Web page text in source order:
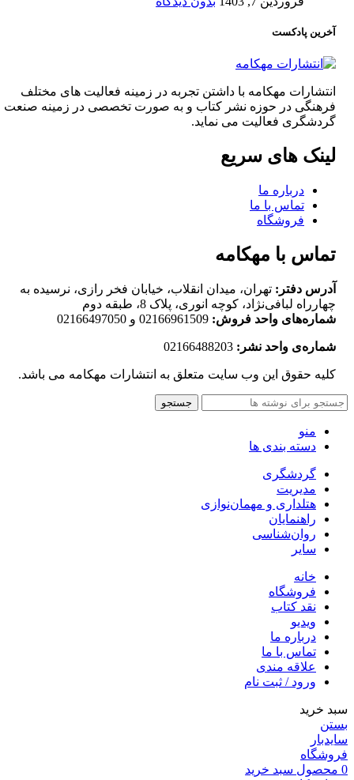
آخرین پادکست
انتشارات مهکامه با داشتن تجربه در زمینه فعالیت های مختلف
فرهنگی در حوزه نشر کتاب و به صورت تخصصی در زمینه صنعت
گردشگری فعالیت می نماید.
لینک های سریع
درباره ما
تماس با ما
فروشگاه
تماس با مهکامه
آدرس دفتر: تهران، میدان انقلاب، خیابان فخر رازی، نرسیده به
چهارراه لبافی‌نژاد، کوچه انوری، پلاک 8، طبقه دوم
شماره‌های واحد فروش: 02166961509 و 02166497050
شماره‌‌ی واحد نشر:
کلیه حقوق این وب سایت متعلق به انتشارات مهکامه می باشد.
جستجو
منو
دسته بندی ها
گردشگری
مدیریت
هتلداری و مهمان‌نوازی
راهنمایان
روان‌شناسی
سایر
خانه
فروشگاه
نقد کتاب
ویدیو
درباره‌ ما
تماس با ما
علاقه مندی
ورود / ثبت نام
سبد خرید
بستن
سایدبار
فروشگاه
0 محصول سبد خرید